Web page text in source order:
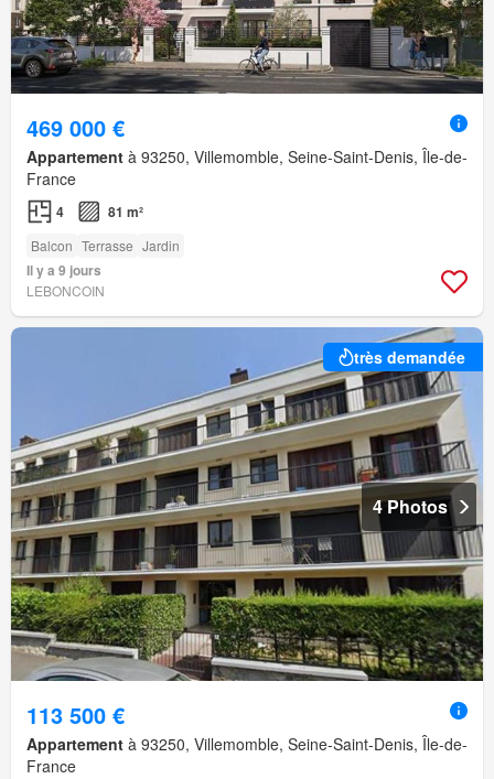
469 000 €
Appartement à 93250, Villemomble, Seine-Saint-Denis, Île-de-
France
4 81 m²
Balcon Terrasse Jardin
Il y a 9 jours
LEBONCOIN
très demandée
4 Photos
113 500 €
Appartement à 93250, Villemomble, Seine-Saint-Denis, Île-de-
France